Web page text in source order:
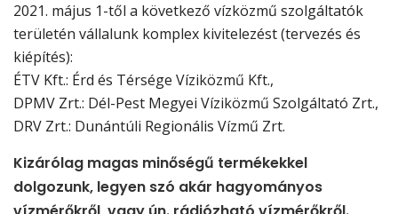
2021. május 1-től a következő vízközmű szolgáltatók
területén vállalunk komplex kivitelezést (tervezés és
kiépítés):
ÉTV Kft.: Érd és Térsége Víziközmű Kft.,
DPMV Zrt.: Dél-Pest Megyei Víziközmű Szolgáltató Zrt.,
DRV Zrt.: Dunántúli Regionális Vízmű Zrt.
Kizárólag magas minőségű termékekkel
dolgozunk, legyen szó akár hagyományos